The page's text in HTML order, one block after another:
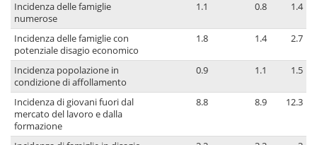
Incidenza delle famiglie
numerose
1.1 0.8 1.4
Incidenza delle famiglie con
potenziale disagio economico
1.8 1.4 2.7
Incidenza popolazione in
condizione di affollamento
0.9 1.1 1.5
Incidenza di giovani fuori dal
mercato del lavoro e dalla
formazione
8.8 8.9 12.3